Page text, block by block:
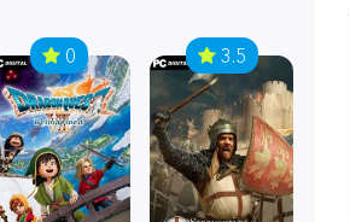
0 3.5